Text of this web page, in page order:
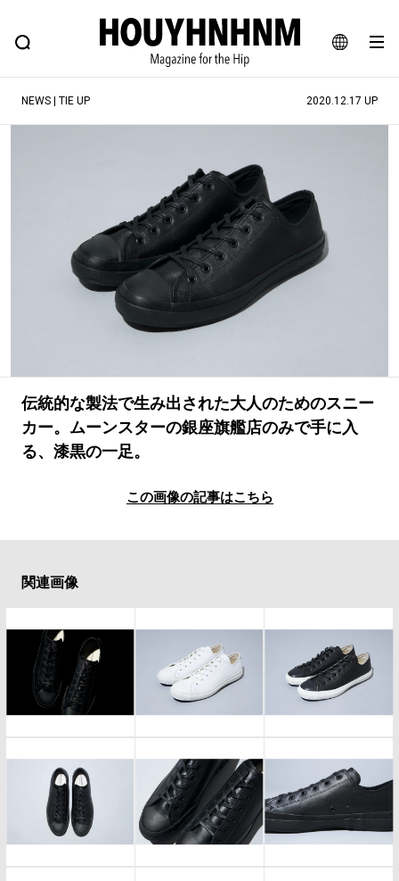
JA
EN
FEATURE BLOG SNAP
ヒップなファッション、カルチャー、ライフスタイルWEBマガジン
#SHOPPING ADDICT #憧れの逸品
#ESSENTIAL DESIGNS #古着サミット
#NEW VINTAGE #マイナーグッド図鑑
#路地裏てぃーん。 #MONTHLY JOURNAL
#GH 銘品の所以 #フイナムのYouTube
#LIFESTYLE #SNEAKER #OUTDOOR
#SPORTS #HANDSOME HANDBOOK
NEWS | TIE UP 2020.12.17 UP
伝統的な製法で生み出された大人のためのスニー
カー。ムーンスターの銀座旗艦店のみで手に入
る、漆黒の一足。
この画像の記事はこちら
関連画像